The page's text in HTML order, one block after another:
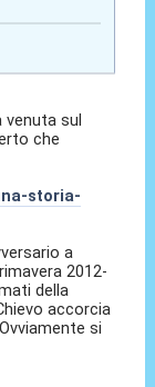
venuta sul
che
storia-
a
2012-
della
accorcia
si